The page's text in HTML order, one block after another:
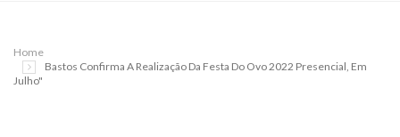
Home
Bastos Confirma A Realização Da Festa Do Ovo 2022 Presencial, Em
Julho"